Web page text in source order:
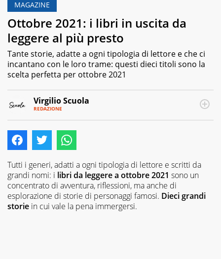
MAGAZINE
Ottobre 2021: i libri in uscita da
leggere al più presto
Tante storie, adatte a ogni tipologia di lettore e che ci
incantano con le loro trame: questi dieci titoli sono la
scelta perfetta per ottobre 2021
Virgilio Scuola
REDAZIONE
MAIL
ALTRI
SITI
è
un
di
Italiaonline
nato
a
settembre
2023,
Tutti i generi, adatti a ogni tipologia di lettore e scritti da
grandi nomi: i libri da leggere a ottobre 2021 sono un
concentrato di avventura, riflessioni, ma anche di
esplorazione di storie di personaggi famosi. Dieci grandi
storie in cui vale la pena immergersi.